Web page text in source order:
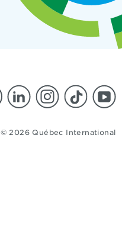
© 2026 Québec International